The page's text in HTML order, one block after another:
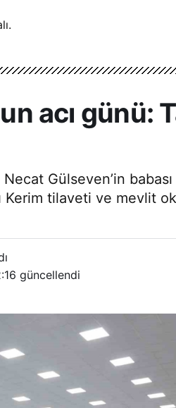
acı günü:
Gülseven’in
Kerim tilaveti ve mevlit
güncellendi